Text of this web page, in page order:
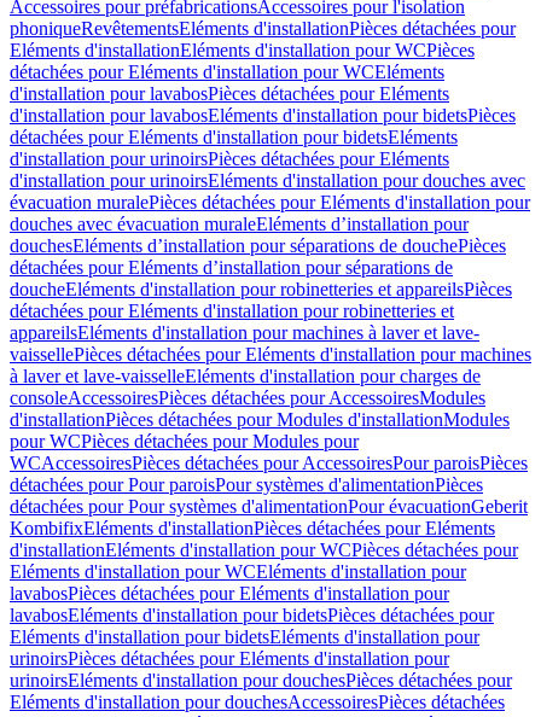
Accessoires pour préfabricationsAccessoires pour l'isolation
phoniqueRevêtementsEléments d'installationPièces détachées pour
Eléments d'installationEléments d'installation pour WCPièces
détachées pour Eléments d'installation pour WCEléments
d'installation pour lavabosPièces détachées pour Eléments
d'installation pour lavabosEléments d'installation pour bidetsPièces
détachées pour Eléments d'installation pour bidetsEléments
d'installation pour urinoirsPièces détachées pour Eléments
d'installation pour urinoirsEléments d'installation pour douches avec
évacuation muralePièces détachées pour Eléments d'installation pour
douches avec évacuation muraleEléments d’installation pour
douchesEléments d’installation pour séparations de douchePièces
détachées pour Eléments d’installation pour séparations de
doucheEléments d'installation pour robinetteries et appareilsPièces
détachées pour Eléments d'installation pour robinetteries et
appareilsEléments d'installation pour machines à laver et lave-
vaissellePièces détachées pour Eléments d'installation pour machines
à laver et lave-vaisselleEléments d'installation pour charges de
consoleAccessoiresPièces détachées pour AccessoiresModules
d'installationPièces détachées pour Modules d'installationModules
pour WCPièces détachées pour Modules pour
WCAccessoiresPièces détachées pour AccessoiresPour paroisPièces
détachées pour Pour paroisPour systèmes d'alimentationPièces
détachées pour Pour systèmes d'alimentationPour évacuationGeberit
KombifixEléments d'installationPièces détachées pour Eléments
d'installationEléments d'installation pour WCPièces détachées pour
Eléments d'installation pour WCEléments d'installation pour
lavabosPièces détachées pour Eléments d'installation pour
lavabosEléments d'installation pour bidetsPièces détachées pour
Eléments d'installation pour bidetsEléments d'installation pour
urinoirsPièces détachées pour Eléments d'installation pour
urinoirsEléments d'installation pour douchesPièces détachées pour
Eléments d'installation pour douchesAccessoiresPièces détachées